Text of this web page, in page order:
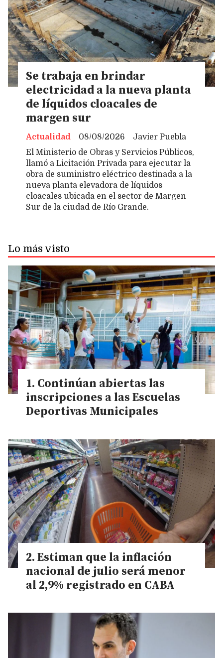
Se trabaja en brindar
electricidad a la nueva planta
de líquidos cloacales de
margen sur
Javier Puebla
Actualidad
08/08/2026
El Ministerio de Obras y Servicios Públicos,
llamó a Licitación Privada para ejecutar la
obra de suministro eléctrico destinada a la
nueva planta elevadora de líquidos
cloacales ubicada en el sector de Margen
Sur de la ciudad de Río Grande.
Lo más visto
Continúan abiertas las
inscripciones a las Escuelas
Deportivas Municipales
Estiman que la inflación
nacional de julio será menor
al 2,9% registrado en CABA